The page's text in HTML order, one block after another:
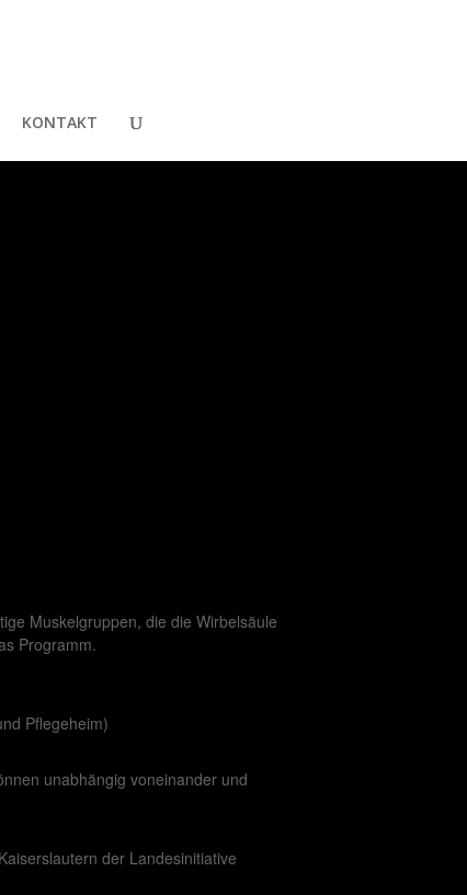
KONTAKT
Muskelgruppen, die die Wirbelsäule
Programm.
Pflegeheim)
unabhängig voneinander und
der Landesinitiative